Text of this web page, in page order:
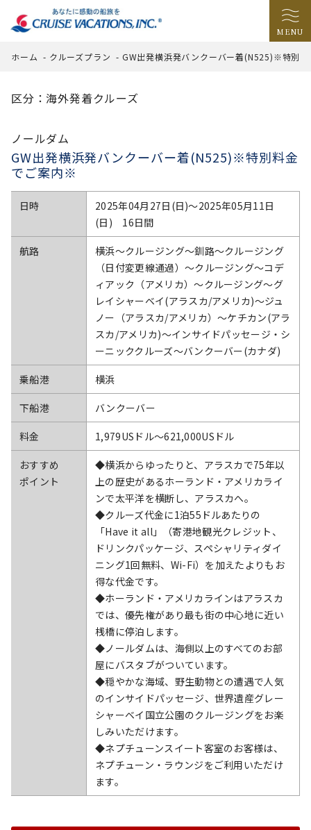
MENU
ホーム - クルーズプラン - GW出発横浜発バンクーバー着(N525)※特別
区分：海外発着クルーズ
ノールダム
GW出発横浜発バンクーバー着(N525)※特別料金
でご案内※
日時
2025年04月27日(日)〜2025年05月11日
(日) 16日間
航路
横浜～クルージング～釧路～クルージング
（日付変更線通過）～クルージング～コデ
ィアック（アメリカ）～クルージング～グ
レイシャーベイ(アラスカ/アメリカ)～ジュ
ノー（アラスカ/アメリカ）～ケチカン(アラ
スカ/アメリカ)～インサイドパッセージ・シ
ーニッククルーズ～バンクーバー(カナダ)
乗船港 横浜
下船港 バンクーバー
料金 1,979USドル〜621,000USドル
おすすめ
ポイント
◆横浜からゆったりと、アラスカで75年以
上の歴史があるホーランド・アメリカライ
ンで太平洋を横断し、アラスカへ。
◆クルーズ代金に1泊55ドルあたりの
「Have it all」（寄港地観光クレジット、
ドリンクパッケージ、スペシャリティダイ
ニング1回無料、Wi-Fi）を加えたよりもお
得な代金です。
◆ホーランド・アメリカラインはアラスカ
では、優先権があり最も街の中心地に近い
桟橋に停泊します。
◆ノールダムは、海側以上のすべてのお部
屋にバスタブがついています。
◆穏やかな海域、野生動物との遭遇で人気
のインサイドパッセージ、世界遺産グレー
シャーベイ国立公園のクルージングをお楽
しみいただけます。
◆ネプチューンスイート客室のお客様は、
ネプチューン・ラウンジをご利用いただけ
ます。